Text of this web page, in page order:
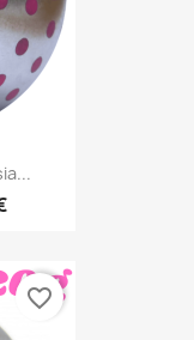
favorite_border